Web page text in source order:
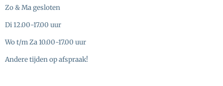
Zo & Ma gesloten
Di 12.00-17.00 uur
Wo t/m Za 10.00-17.00 uur
Andere tijden op afspraak!